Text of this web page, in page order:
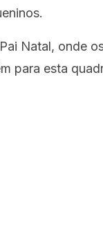
Natal, onde
para esta